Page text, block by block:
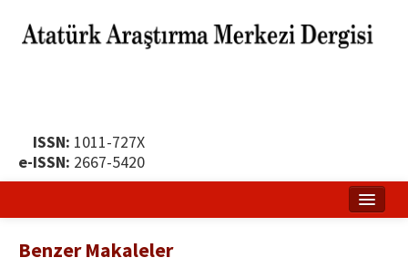
ISSN: 1011-727X
e-ISSN: 2667-5420
Benzer Makaleler